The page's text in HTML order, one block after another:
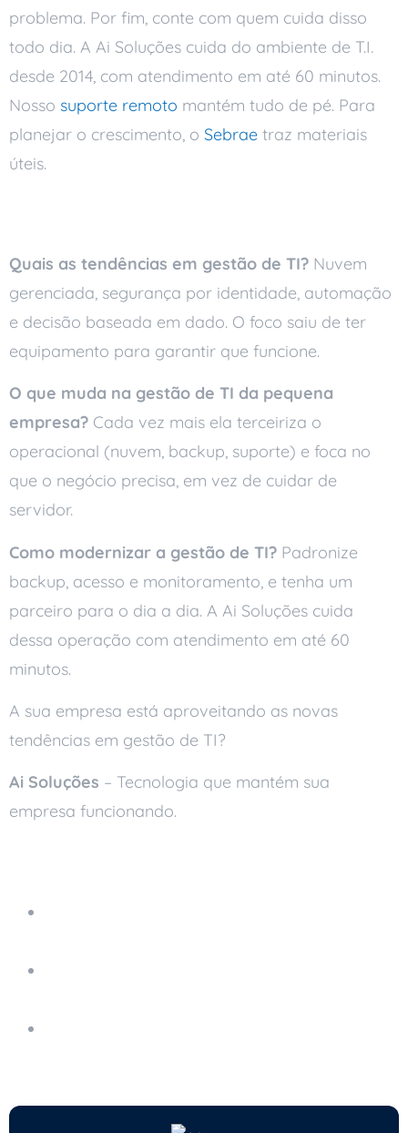
problema. Por fim, conte com quem cuida disso
todo dia. A Ai Soluções cuida do ambiente de T.I.
desde 2014, com atendimento em até 60 minutos.
Nosso suporte remoto mantém tudo de pé. Para
planejar o crescimento, o Sebrae traz materiais
úteis.
Quais as tendências em gestão de TI? Nuvem
gerenciada, segurança por identidade, automação
e decisão baseada em dado. O foco saiu de ter
equipamento para garantir que funcione.
O que muda na gestão de TI da pequena
empresa? Cada vez mais ela terceiriza o
operacional (nuvem, backup, suporte) e foca no
que o negócio precisa, em vez de cuidar de
servidor.
Como modernizar a gestão de TI? Padronize
backup, acesso e monitoramento, e tenha um
parceiro para o dia a dia. A Ai Soluções cuida
dessa operação com atendimento em até 60
minutos.
A sua empresa está aproveitando as novas
tendências em gestão de TI?
Ai Soluções – Tecnologia que mantém sua
empresa funcionando.